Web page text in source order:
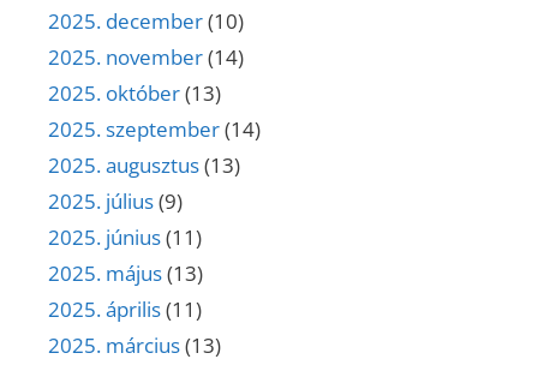
2025. december(10)
2025. november(14)
2025. október(13)
2025. szeptember(14)
2025. augusztus(13)
2025. július(9)
2025. június(11)
2025. május(13)
2025. április(11)
2025. március(13)